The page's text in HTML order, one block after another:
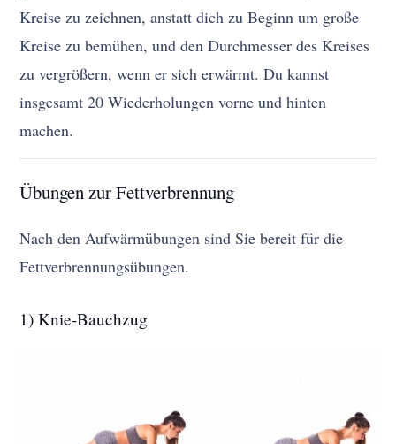
Kreise zu zeichnen, anstatt dich zu Beginn um große
Kreise zu bemühen, und den Durchmesser des Kreises
zu vergrößern, wenn er sich erwärmt. Du kannst
insgesamt 20 Wiederholungen vorne und hinten
machen.
Übungen zur Fettverbrennung
Nach den Aufwärmübungen sind Sie bereit für die
Fettverbrennungsübungen.
1) Knie-Bauchzug